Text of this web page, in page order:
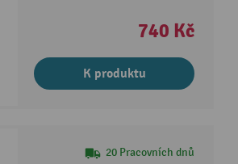
740 Kč
K produktu
20 Pracovních dnů